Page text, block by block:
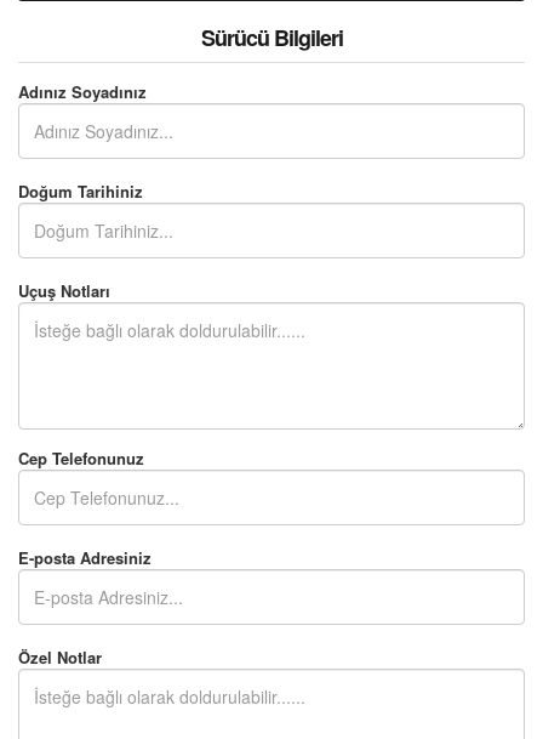
Sürücü Bilgileri
Adınız Soyadınız
Doğum Tarihiniz
Uçuş Notları
Cep Telefonunuz
E-posta Adresiniz
Özel Notlar